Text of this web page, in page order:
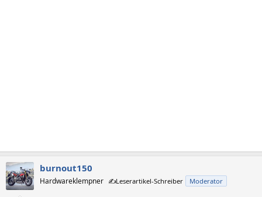
burnout150
Hardwareklempner ✍️Leserartikel-Schreiber Moderator